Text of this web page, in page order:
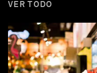
VER TODO